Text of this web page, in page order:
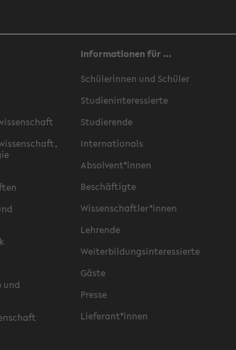
und
Informationen für ...
Schülerinnen und Schüler
Studieninteressierte
Studierende
Internationals
Absolvent*innen
Beschäftigte
Wissenschaftler*innen
Lehrende
Weiterbildungsinteressierte
Gäste
Presse
Lieferant*innen